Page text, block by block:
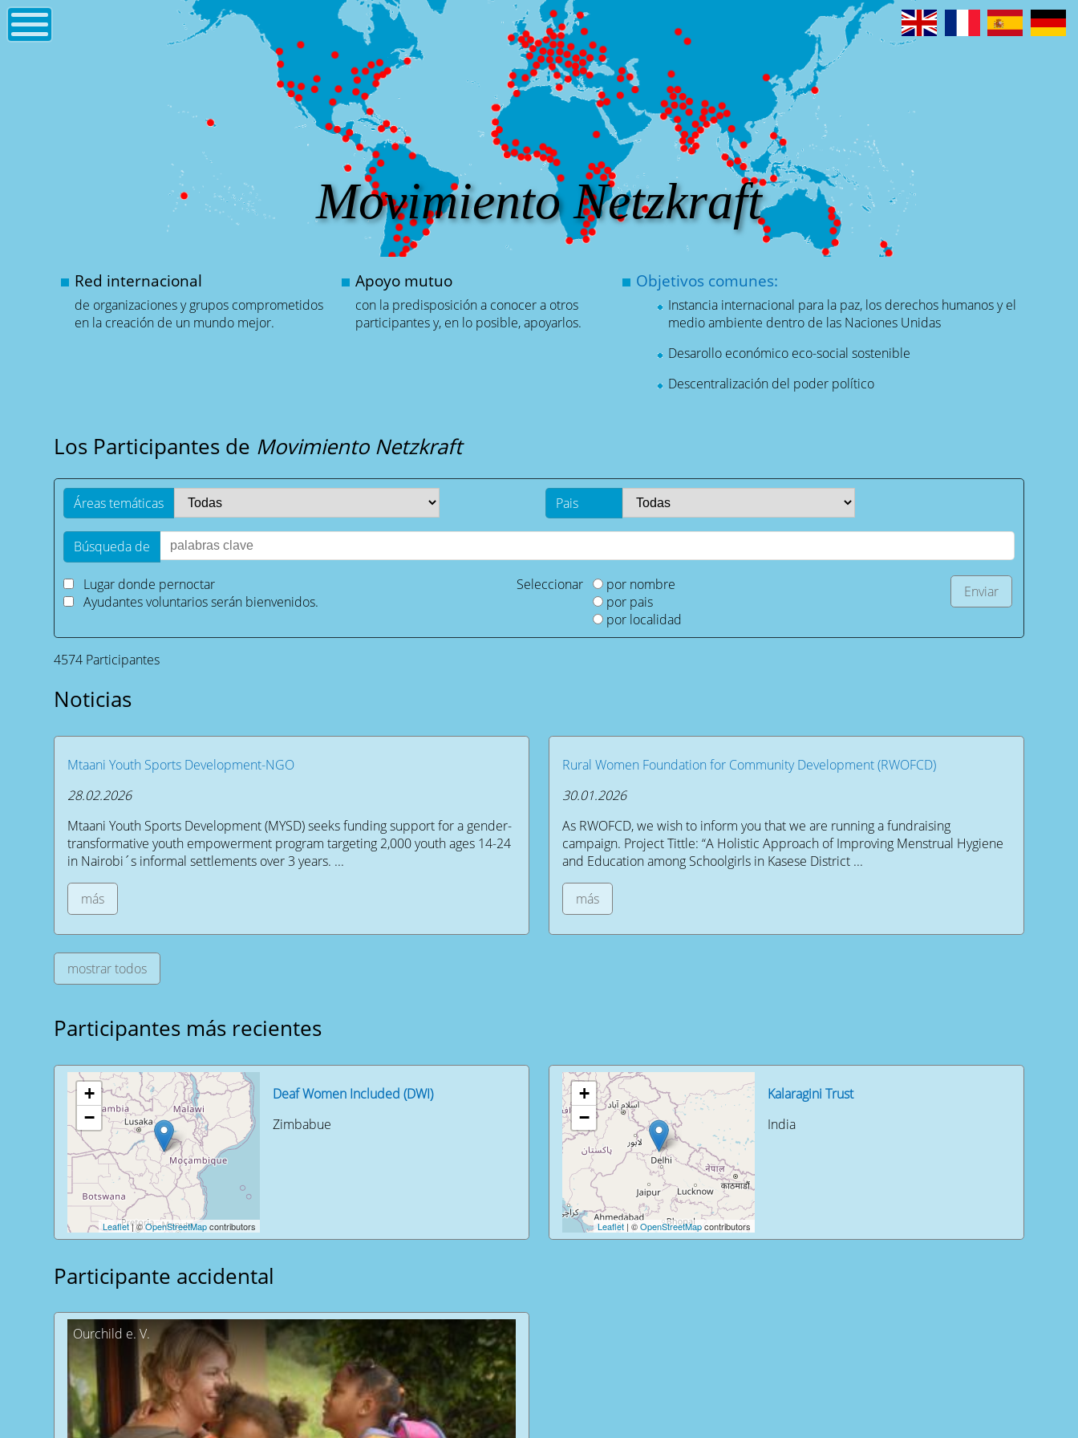
Movimiento Netzkraft
Red internacional
de organizaciones y grupos comprometidos
en la creación de un mundo mejor.
Apoyo mutuo
con la predisposición a conocer a otros
participantes y, en lo posible, apoyarlos.
Objetivos comunes:
Instancia internacional para la paz, los derechos humanos y el
medio ambiente dentro de las Naciones Unidas
Desarollo económico eco-social sostenible
Descentralización del poder político
Los Participantes de Movimiento Netzkraft
Áreas temáticas Pais
Búsqueda de
Lugar donde pernoctar
Ayudantes voluntarios serán bienvenidos.
Seleccionar
por nombre
por pais
por localidad
4574 Participantes
Noticias
Mtaani Youth Sports Development-NGO
28.02.2026
Mtaani Youth Sports Development (MYSD) seeks funding support for a gender-
transformative youth empowerment program targeting 2,000 youth ages 14-24
in Nairobi´s informal settlements over 3 years. ...
más
Rural Women Foundation for Community Development (RWOFCD)
30.01.2026
As RWOFCD, we wish to inform you that we are running a fundraising
campaign. Project Tittle: “A Holistic Approach of Improving Menstrual Hygiene
and Education among Schoolgirls in Kasese District ...
más
mostrar todos
Participantes más recientes
+
−
Leaflet| ©OpenStreetMapcontributors
Deaf Women Included (DWI)
Zimbabue
+
−
Leaflet | ©OpenStreetMapcontributors
Kalaragini Trust
India
Participante accidental
Ourchild e. V.